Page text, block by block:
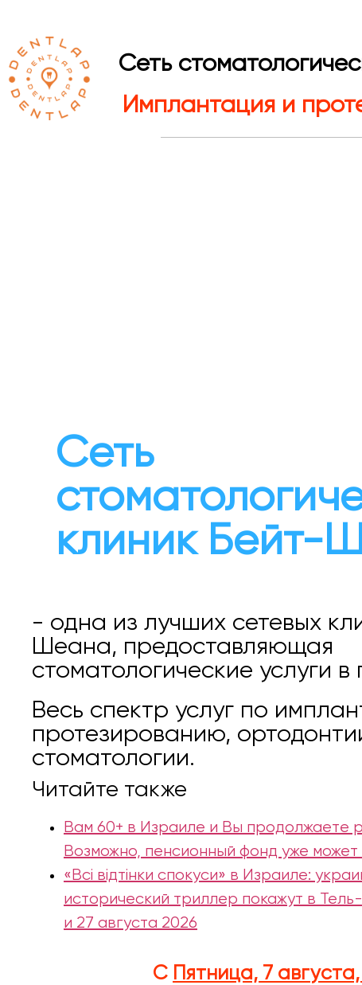
Сеть
Имплантация и
Сеть
клиник Бейт-
- одна из лучших сетевых
Шеана, предоставляющая
стоматологические услуги в
Весь спектр услуг по
протезированию,
стоматологии.
Читайте также
Вам 60+ в Израиле и Вы продолжаете
Возможно, пенсионный фонд уже может
«Всі відтінки спокуси» в Израиле:
исторический триллер покажут в
и 27 августа 2026
С Пятница, 7